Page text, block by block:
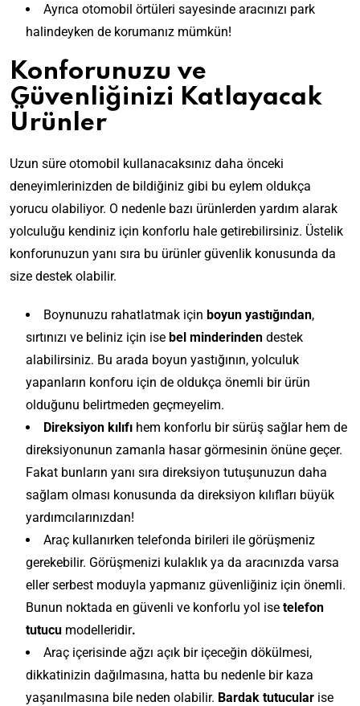
Ayrıca otomobil örtüleri sayesinde aracınızı park
halindeyken de korumanız mümkün!
Konforunuzu ve
Güvenliğinizi Katlayacak
Ürünler
Uzun süre otomobil kullanacaksınız daha önceki
deneyimlerinizden de bildiğiniz gibi bu eylem oldukça
yorucu olabiliyor. O nedenle bazı ürünlerden yardım alarak
yolculuğu kendiniz için konforlu hale getirebilirsiniz. Üstelik
konforunuzun yanı sıra bu ürünler güvenlik konusunda da
size destek olabilir.
Boynunuzu rahatlatmak için boyun yastığından,
sırtınızı ve beliniz için ise bel minderinden destek
alabilirsiniz. Bu arada boyun yastığının, yolculuk
yapanların konforu için de oldukça önemli bir ürün
olduğunu belirtmeden geçmeyelim.
Direksiyon kılıfı hem konforlu bir sürüş sağlar hem de
direksiyonunun zamanla hasar görmesinin önüne geçer.
Fakat bunların yanı sıra direksiyon tutuşunuzun daha
sağlam olması konusunda da direksiyon kılıfları büyük
yardımcılarınızdan!
Araç kullanırken telefonda birileri ile görüşmeniz
gerekebilir. Görüşmenizi kulaklık ya da aracınızda varsa
eller serbest moduyla yapmanız güvenliğiniz için önemli.
Bunun noktada en güvenli ve konforlu yol ise telefon
tutucu modelleridir.
Araç içerisinde ağzı açık bir içeceğin dökülmesi,
dikkatinizin dağılmasına, hatta bu nedenle bir kaza
yaşanılmasına bile neden olabilir. Bardak tutucular ise